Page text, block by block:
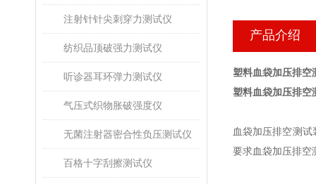
注射针针尖刺穿力测试仪
纺织品顶破强力测试仪
听诊器耳环弹力测试仪
气压式织物胀破强度仪
无菌注射器密合性负压测试仪
百格十字刮擦测试仪
产品介绍
塑料血袋加压排空
塑料血袋加压排空
血袋加压排空测
要求血袋加压排空